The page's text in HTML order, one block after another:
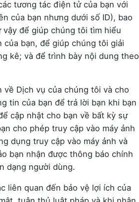
tương tác điện tử của bạn với
của bạn nhưng dưới số ID), bao
để giúp chúng tôi tìm hiểu
bạn, để giúp chúng tôi giải
kê; và để trình bày nội dung theo
Dịch vụ của chúng tôi và cho
tin của bạn để trả lời bạn khi bạn
cập nhật cho bạn về bất kỳ sự
cho phép truy cập vào máy ảnh
dụng truy cập vào máy ảnh và
bạn nhận được thông báo chính
dạng người dùng.
liên quan đến bảo vệ lợi ích của